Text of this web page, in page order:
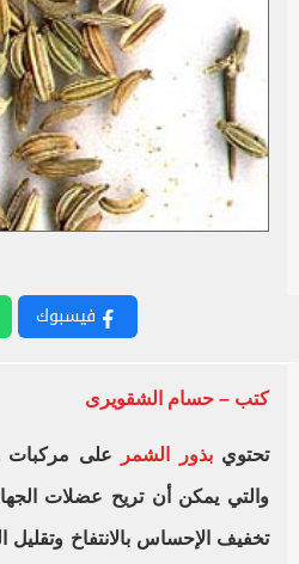
فيسبوك
كتب – حسام الشقويرى
تحتويبذور الشمر على مركبات
والتي يمكن أن تريح عضلات
تخفيف الإحساس بالانتفاخ